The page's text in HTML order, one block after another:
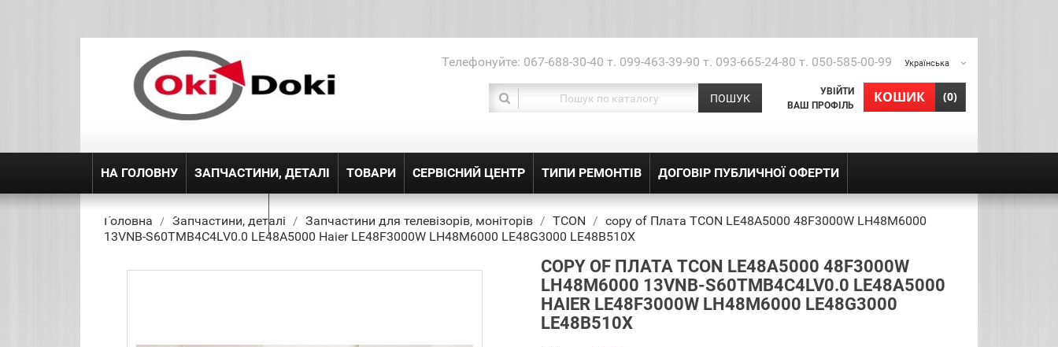
Українська
Телефонуйте: 067-688-30-40 т. 099-463-39-90 т. 093-665-24-80 т. 050-585-00-99
КОШИК
shopping_cart (0)
УВІЙТИ
ВАШ ПРОФІЛЬ
ПОШУК
НА ГОЛОВНУ ЗАПЧАСТИНИ, ДЕТАЛІ ТОВАРИ СЕРВІСНИЙ ЦЕНТР ТИПИ РЕМОНТІВ ДОГОВІР ПУБЛИЧНОЇ ОФЕРТИ
ДОСТАВКА ТА ПОВЕРЕННЯ
Головна Запчастини, деталі Запчастини для телевізорів, моніторів TCON
copy of Плата TCON LE48A5000 48F3000W LH48M6000
13VNB-S60TMB4C4LV0.0 LE48A5000 Haier LE48F3000W LH48M6000 LE48G3000 LE48B510X
COPY OF ПЛАТА TCON LE48A5000 48F3000W
LH48M6000 13VNB-S60TMB4C4LV0.0 LE48A5000
HAIER LE48F3000W LH48M6000 LE48G3000
LE48B510X